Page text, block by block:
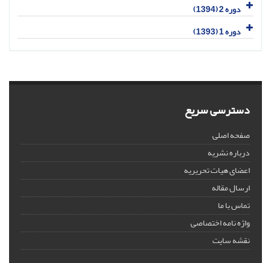
دوره 2 (1394)
دوره 1 (1393)
دسترسی سریع
صفحه اصلی
درباره نشریه
اعضای هیات تحریریه
ارسال مقاله
تماس با ما
واژه نامه اختصاصی
نقشه سایت